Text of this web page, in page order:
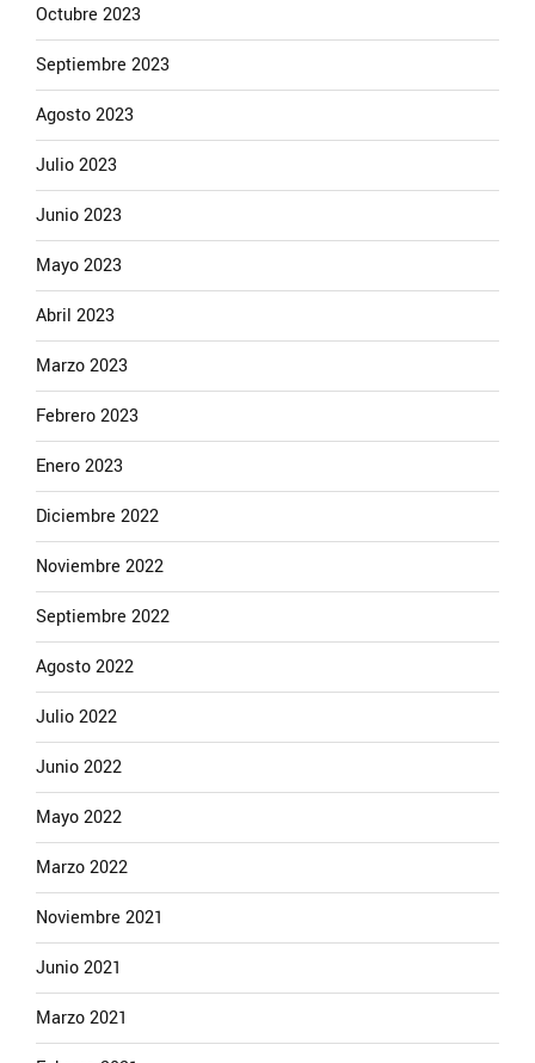
Octubre 2023
Septiembre 2023
Agosto 2023
Julio 2023
Junio 2023
Mayo 2023
Abril 2023
Marzo 2023
Febrero 2023
Enero 2023
Diciembre 2022
Noviembre 2022
Septiembre 2022
Agosto 2022
Julio 2022
Junio 2022
Mayo 2022
Marzo 2022
Noviembre 2021
Junio 2021
Marzo 2021